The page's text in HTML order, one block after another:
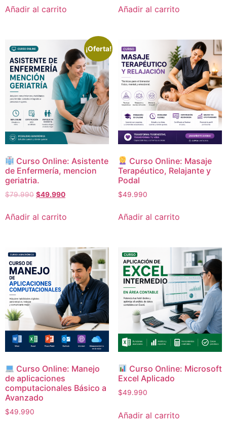
Añadir al carrito Añadir al carrito
¡Oferta!
Curso Online: Asistente
de Enfermería, mencion
geriatria.
$79.990 $49.990
Añadir al carrito
Curso Online: Masaje
Terapéutico, Relajante y
Podal
$49.990
Añadir al carrito
Curso Online: Manejo
de aplicaciones
computacionales Básico a
Avanzado
$49.990
Curso Online: Microsoft
Excel Aplicado
$49.990
Añadir al carrito